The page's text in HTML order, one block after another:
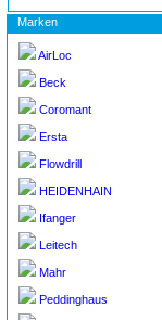
Marken
AirLoc
Beck
Coromant
Ersta
Flowdrill
HEIDENHAIN
Ifanger
Leitech
Mahr
Peddinghaus